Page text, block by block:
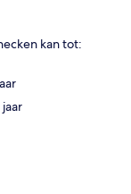
kan tot: